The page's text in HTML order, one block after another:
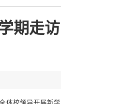
期走访
体校领导开展新学